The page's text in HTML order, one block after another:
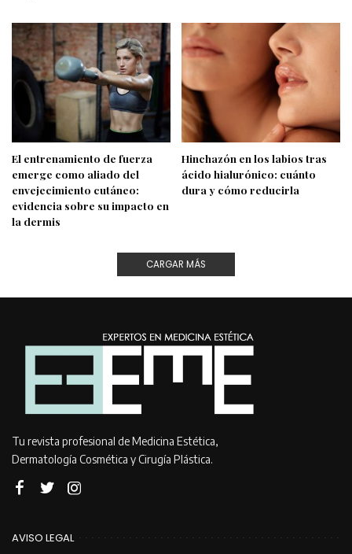
El entrenamiento de fuerza
emerge como aliado del
envejecimiento cutáneo:
evidencia sobre su impacto en
la dermis
Hinchazón en los labios tras
ácido hialurónico: cuánto
dura y cómo reducirla
CARGAR MÁS
Tu revista profesional de Medicina Estética,
Dermatología Cosmética y Cirugía Plástica.
AVISO LEGAL